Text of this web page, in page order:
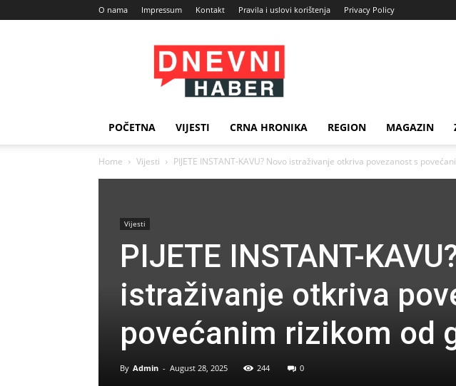
O nama Impressum Kontakt Pravila i uslovi korištenja Privacy Policy
Dnevni
Haber
POČETNA VIJESTI CRNA HRONIKA REGION MAGAZIN
Home Vijesti PIJETE INSTANT-KAVU? Novo istraživanje otkriva povezanost s
Vijesti
PIJETE INSTANT-
istraživanje otkriva
povećanim rizikom od
By Admin - August 28, 2025 244 0